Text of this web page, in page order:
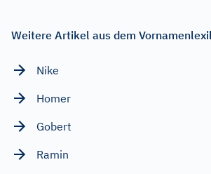
Weitere Artikel aus dem
Nike
Homer
Gobert
Ramin